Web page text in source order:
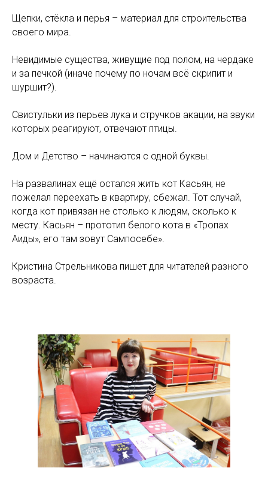
Щепки, стёкла и перья – материал для строительства
своего мира.
Невидимые существа, живущие под полом, на чердаке
и за печкой (иначе почему по ночам всё скрипит и
шуршит?).
Свистульки из перьев лука и стручков акации, на звуки
которых реагируют, отвечают птицы.
Дом и Детство – начинаются с одной буквы.
На развалинах ещё остался жить кот Касьян, не
пожелал переехать в квартиру, сбежал. Тот случай,
когда кот привязан не столько к людям, сколько к
месту. Касьян – прототип белого кота в «Тропах
Аиды», его там зовут Сампосебе».
Кристина Стрельникова пишет для читателей разного
возраста.